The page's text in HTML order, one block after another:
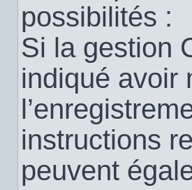
possibilités :
Si la gestion
indiqué avoir
instructions
peuvent